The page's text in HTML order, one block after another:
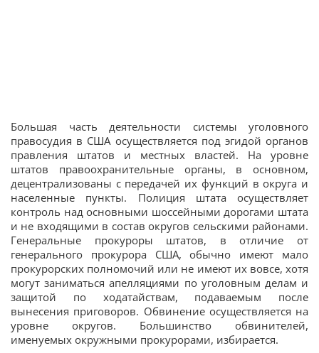
Большая часть деятельности системы уголовного
правосудия в США осуществляется под эгидой органов
правления штатов и местных властей. На уровне
штатов правоохранительные органы, в основном,
децентрализованы с передачей их функций в округа и
населенные пункты. Полиция штата осуществляет
контроль над основными шоссейными дорогами штата
и не входящими в состав округов сельскими районами.
Генеральные прокуроры штатов, в отличие от
генерального прокурора США, обычно имеют мало
прокурорских полномочий или не имеют их вовсе, хотя
могут заниматься апелляциями по уголовным делам и
защитой по ходатайствам, подаваемым после
вынесения приговоров. Обвинение осуществляется на
уровне округов. Большинство обвинителей,
именуемых окружными прокурорами, избирается.